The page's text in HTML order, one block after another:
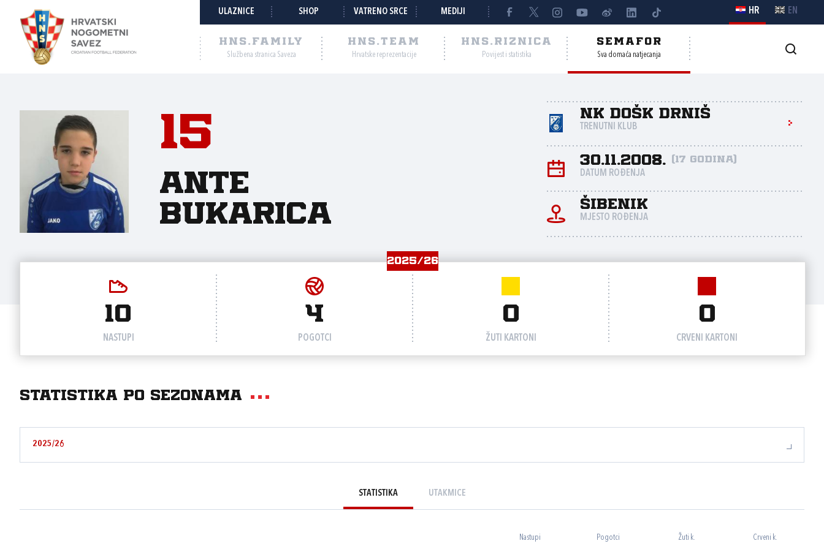
ULAZNICE SHOP VATRENO SRCE MEDIJI HR EN
HNS.FAMILY
Službena stranica Saveza
HNS.TEAM
Hrvatske reprezentacije
HNS.RIZNICA
Povijest i statistika
SEMAFOR
Sva domaća natjecanja
15
Ante
Bukarica
NK DOŠK Drniš
TRENUTNI KLUB
30.11.2008. (17 godina)
DATUM ROĐENJA
Šibenik
MJESTO ROĐENJA
2025/26
10
NASTUPI
4
POGOTCI
0
ŽUTI KARTONI
0
CRVENI KARTONI
Statistika po sezonama
2025/26
STATISTIKA UTAKMICE
Nastupi Pogotci Žuti k. Crveni k.